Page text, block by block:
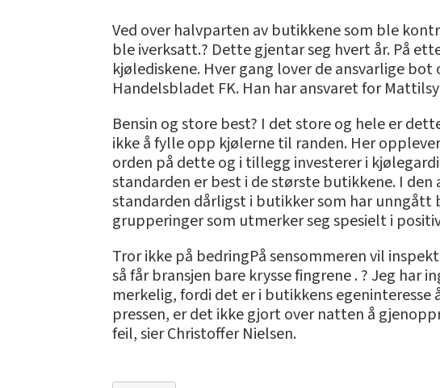
Ved over halvparten av butikkene som ble
ble iverksatt.? Dette gjentar seg hvert år. På
kjølediskene. Hver gang lover de ansvarlige
Handelsbladet FK. Han har ansvaret for
Bensin og store best? I det store og hele er
ikke å fylle opp kjølerne til randen. Her
orden på dette og i tillegg investerer i
standarden er best i de største butikkene. I
standarden dårligst i butikker som har unngått
grupperinger som utmerker seg spesielt i
Tror ikke på bedringPå sensommeren vil
så får bransjen bare krysse fingrene . ? Jeg
merkelig, fordi det er i butikkens
pressen, er det ikke gjort over natten å
feil, sier Christoffer Nielsen.